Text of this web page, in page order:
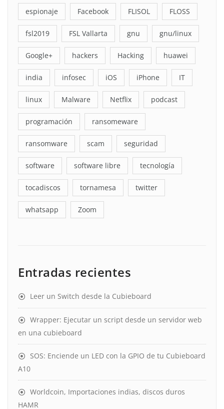
espionaje Facebook FLISOL FLOSS
fsl2019 FSL Vallarta gnu gnu/linux
Google+ hackers Hacking huawei
india infosec iOS iPhone IT
linux Malware Netflix podcast
programación ransomeware
ransomware scam seguridad
software software libre tecnología
tocadiscos tornamesa twitter
whatsapp Zoom
Entradas recientes
Leer un Switch desde la Cubieboard
Wrapper: Ejecutar un script desde un servidor web
en una cubieboard
SOS: Enciende un LED con la GPIO de tu Cubieboard
A10
Worldcoin, Importaciones indias, discos duros
HAMR